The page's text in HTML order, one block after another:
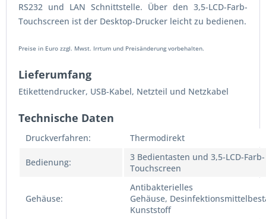
RS232 und LAN Schnittstelle. Über den 3,5-LCD-Farb-
Touchscreen ist der Desktop-Drucker leicht zu bedienen.
Preise in Euro zzgl. Mwst. Irrtum und Preisänderung vorbehalten.
Lieferumfang
Etikettendrucker, USB-Kabel, Netzteil und Netzkabel
Technische Daten
Druckverfahren: Thermodirekt
Bedienung:
3 Bedientasten und 3,5-LCD-Farb-
Touchscreen
Gehäuse:
Antibakterielles
Gehäuse,
Kunststoff